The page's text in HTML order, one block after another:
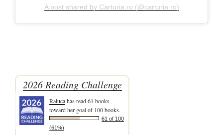
A post shared by Carturia.ro (@carturia.ro)
2026 Reading Challenge
Ralucahas read 61 books
toward her goal of 100 books.
61 of 100
(61%)